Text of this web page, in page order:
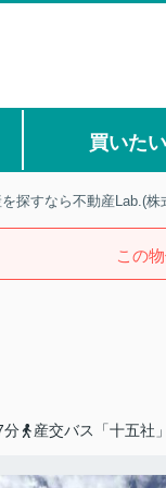
買いた
探すなら不動産Lab.(
この
分
産交バス「十五社